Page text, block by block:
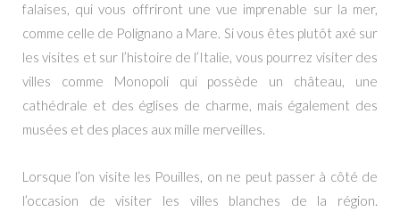
falaises, qui vous offriront une vue imprenable sur la mer,
comme celle de Polignano a Mare. Si vous êtes plutôt axé sur
les visites et sur l’histoire de l’Italie, vous pourrez visiter des
villes comme Monopoli qui possède un château, une
cathédrale et des églises de charme, mais également des
musées et des places aux mille merveilles.
Lorsque l’on visite les Pouilles, on ne peut passer à côté de
l’occasion de visiter les villes blanches de la région.